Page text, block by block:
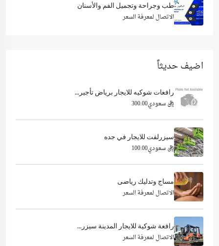
طب وجراحة وتجميل الفم والأسنان
الاتصال لمعرفة السعر
اضيف حديثاً
رافعات شوكيه للايجار برياض تأجير...
ريال سعودي300.00
سيزرلفت للايجار في جده
ريال سعودي100.00
مساج وتدليك رياضى
الاتصال لمعرفة السعر
رافعة شوكية للايجار المدينة سيزر...
الاتصال لمعرفة السعر